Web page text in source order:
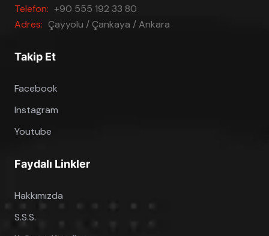
Telefon: +90 555 192 33 80
Adres: Çayyolu / Çankaya / Ankara
Takip Et
Facebook
Instagram
Youtube
Faydalı Linkler
Hakkımızda
S.S.S.